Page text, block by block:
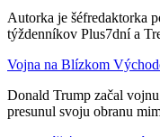
Autorka je šéfredaktorka
týždenníkov Plus7dní a
Vojna na Blízkom
Donald Trump začal
presunul svoju obranu